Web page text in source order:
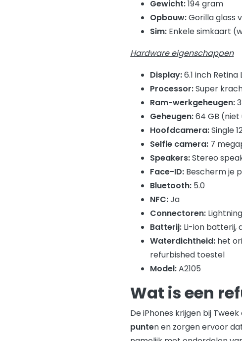
Gewicht:194 gram
Opbouw:Gorilla glass
Sim: Enkele simkaart
Hardware eigenschappen
Display:6.1 inch
Processor:Super
Ram-werkgeheugen:
Geheugen:64 GB
Hoofdcamera:Single
Selfie camera: 7
Speakers:Stereo
Face-ID: Bescherm je
Bluetooth: 5.0
NFC:Ja
Connectoren:
Batterij: Li-ion batterij,
Waterdichtheid: het
refurbished toestel
Model:A2105
Wat is een
De iPhones krijgen bij
punten en zorgen ervoor